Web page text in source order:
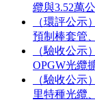
纜與3.52萬
（環評公示
預制棒套管
（驗收公示
OPGW光纜
（驗收公示
里特種光纜